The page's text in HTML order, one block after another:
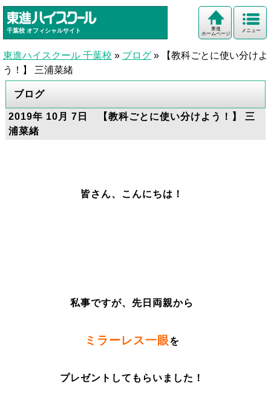
千葉校 オフィシャルサイト メニュー
東進
ホームページ
東進ハイスクール 千葉校 » ブログ »
【教科ごとに使い分けよ
う！】 三浦菜緒
ブログ
2019年 10月 7日 【教科ごとに使い分けよう！】 三
浦菜緒
皆さん、こんにちは！
私事ですが、先日両親から
ミラーレス一眼を
プレゼントしてもらいました！